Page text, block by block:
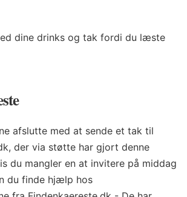
dine drinks og tak fordi du læste
afslutte med at sende et tak til
der via støtte har gjort denne
du mangler en at invitere på middag
du finde hjælp hos